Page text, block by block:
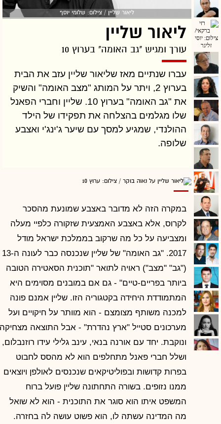
ליאור שליין / צילום: שלומי יוסף
ליאור שליין
עורך ומגיש "גב האומה" בערוץ 10
עברו שנתיים מאז שליאור שליין עזב את הבית
בערוץ 2, ויתר על המותג "מצב האומה" והשיק
את "גב האומה" בערוץ 10. שליין וחברי הפאנל
שלו מגלמים בהצלחה את תפקידו של הילד
ההולנדי, שמגיע למסך עם שיער ג'ינג'י ואצבע
שלופה.
במקרה הזה לא מדובר באצבע שמונעת מהסכר
לקרוס, אלא באצבע האמצעית שזקורה כלפיי מעלה
ומצביעה על כל מה שרקוב בממלכת ישראל מודל
2017. "גב האומה" של שליין שנכנסה כבר לעונה ה-13
("גב" "מצב") ראויה לתואר "תוכנית הסאטירה הטובה
ביותר בפריים-טיים" - גם אם במובנים מסוימים היא
המתמודדת היחידה בקטגוריה הזו. שליין אמנם פונה
למכנה משותף מצומצם - הוא מוותר על חיקויים ועל
מערכונים סטייל "ארץ נהדרת" - אבל התוצאה מצחיקה
ונוקבת. יחד עם אורנה בנאי, עינב גלילי עידו רוזנבלום,
ושלל חברי פאנל מתחלפים הוא לא מהסס לחבוט
בפרות קדושות ובפוליטיקאים שנכנסים לאולפן ויוצאים
ממנו נזופים. בשורה התחתונה שליין פועל ברוח
המשפט איתו הוא סוגר את התוכנית - הוא לא שואל
מה המדינה עשתה לו, הוא פשוט עושה לה בחזרה.